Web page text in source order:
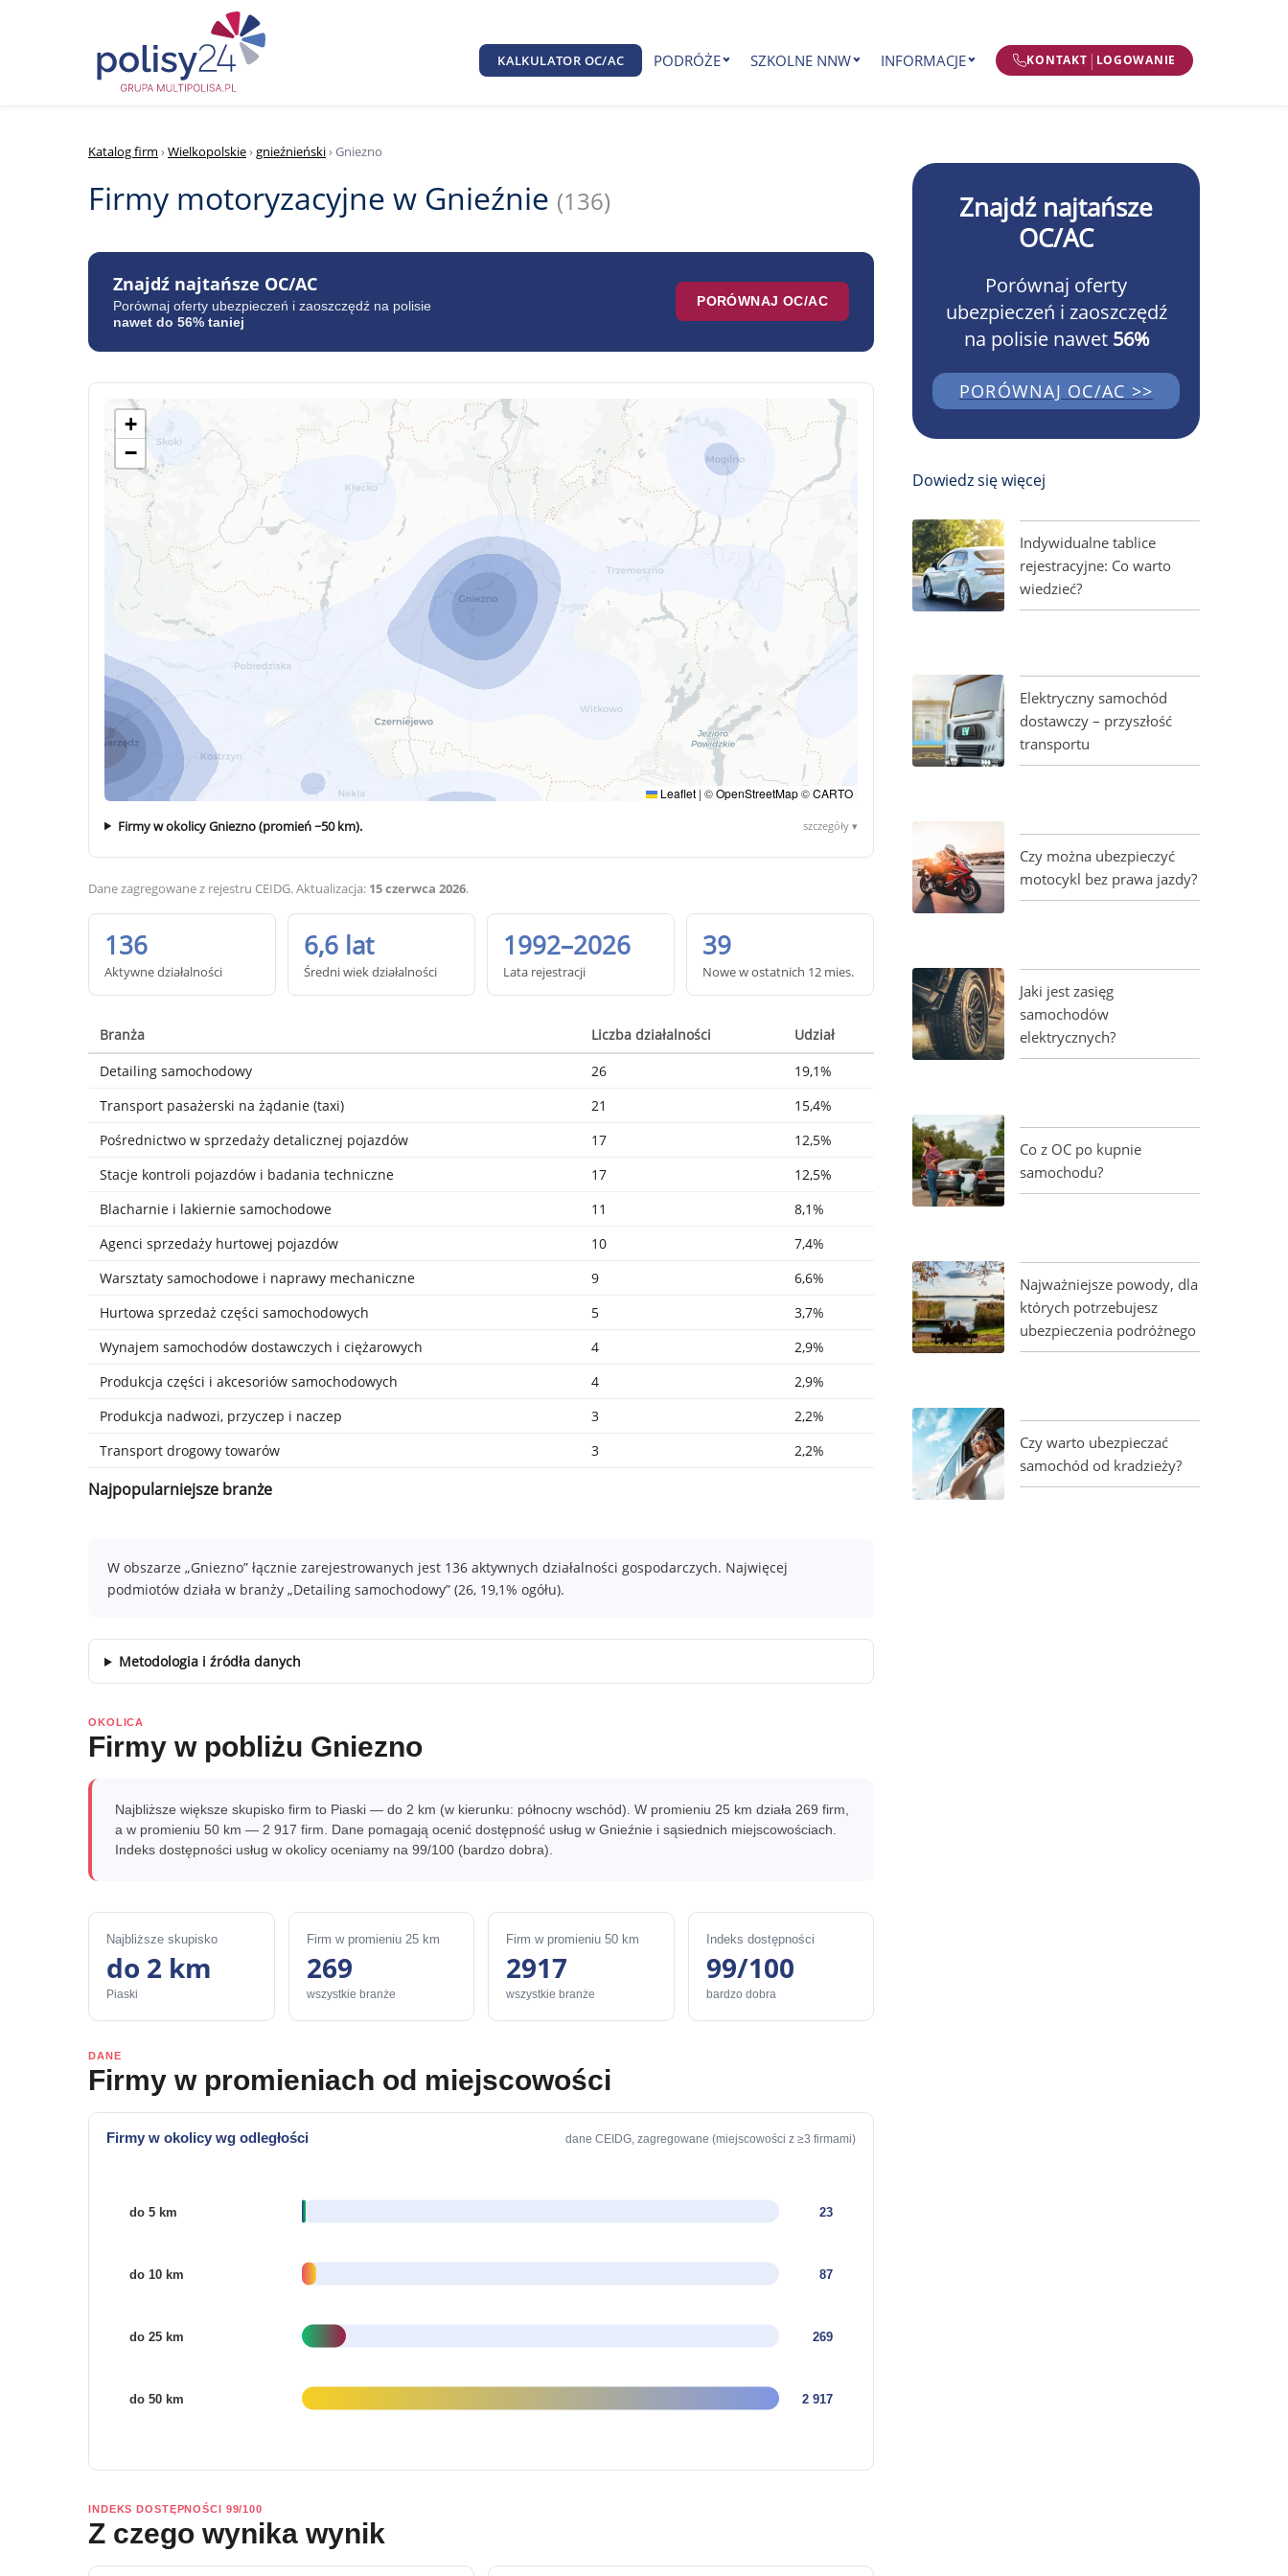
KALKULATOR OC/AC PODRÓŻE SZKOLNE NNW INFORMACJE KONTAKT | LOGOWANIE
Katalog firm ›Wielkopolskie›gnieźnieński› Gniezno
Firmy motoryzacyjne w Gnieźnie (136)
Znajdź najtańsze OC/AC
Porównaj oferty ubezpieczeń i zaoszczędź na polisie
nawet do 56% taniej
PORÓWNAJ OC/AC
+
−
Leaflet | ©OpenStreetMap©CARTO
Firmy w okolicy Gniezno (promień ~50 km). szczegóły ▾
Dane zagregowane z rejestru CEIDG. Aktualizacja: 15 czerwca 2026.
136
Aktywne działalności
6,6 lat
Średni wiek działalności
1992–2026
Lata rejestracji
39
Nowe w ostatnich 12 mies.
Najpopularniejsze branże
Branża Liczba działalności
Udział
Detailing samochodowy
26
19,1%
Transport pasażerski na żądanie (taxi)
21
15,4%
Pośrednictwo w sprzedaży detalicznej pojazdów
17
12,5%
Stacje kontroli pojazdów i badania techniczne
17
12,5%
Blacharnie i lakiernie samochodowe
11
8,1%
Agenci sprzedaży hurtowej pojazdów
10
7,4%
Warsztaty samochodowe i naprawy mechaniczne
9
6,6%
Hurtowa sprzedaż części samochodowych
5
3,7%
Wynajem samochodów dostawczych i ciężarowych
4
2,9%
Produkcja części i akcesoriów samochodowych
4
2,9%
Produkcja nadwozi, przyczep i naczep
3
2,2%
Transport drogowy towarów
3 2,2%
W obszarze „Gniezno” łącznie zarejestrowanych jest 136 aktywnych działalności gospodarczych. Najwięcej
podmiotów działa w branży „Detailing samochodowy” (26, 19,1% ogółu).
Metodologia i źródła danych
OKOLICA
Firmy w pobliżu Gniezno
Najbliższe większe skupisko firm to Piaski — do 2 km (w kierunku: północny wschód). W promieniu 25 km działa 269 firm,
a w promieniu 50 km — 2 917 firm. Dane pomagają ocenić dostępność usług w Gnieźnie i sąsiednich miejscowościach.
Indeks dostępności usług w okolicy oceniamy na 99/100 (bardzo dobra).
Najbliższe skupisko
do 2 km
Piaski
Firm w promieniu 25 km
269
wszystkie branże
Firm w promieniu 50 km
2917
wszystkie branże
Indeks dostępności
99/100
bardzo dobra
DANE
Firmy w promieniach od miejscowości
Firmy w okolicy wg odległości dane CEIDG, zagregowane (miejscowości z ≥3 firmami)
INDEKS DOSTĘPNOŚCI 99/100
Z czego wynika wynik
Znajdź najtańsze
OC/AC
Porównaj oferty
ubezpieczeń i zaoszczędź
na polisie nawet 56%
PORÓWNAJ OC/AC >>
Dowiedz się więcej
Indywidualne tablice
rejestracyjne: Co warto
wiedzieć?
Elektryczny samochód
dostawczy – przyszłość
transportu
Czy można ubezpieczyć
motocykl bez prawa jazdy?
Jaki jest zasięg
samochodów
elektrycznych?
Co z OC po kupnie
samochodu?
Najważniejsze powody, dla
których potrzebujesz
ubezpieczenia podróżnego
Czy warto ubezpieczać
samochód od kradzieży?